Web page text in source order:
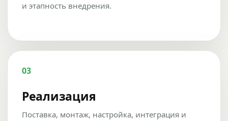
и этапность внедрения.
03
Реализация
Поставка, монтаж, настройка, интеграция и